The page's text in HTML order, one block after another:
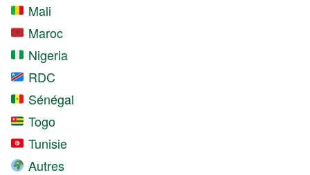
Mali
Maroc
Nigeria
RDC
Sénégal
Togo
Tunisie
Autres